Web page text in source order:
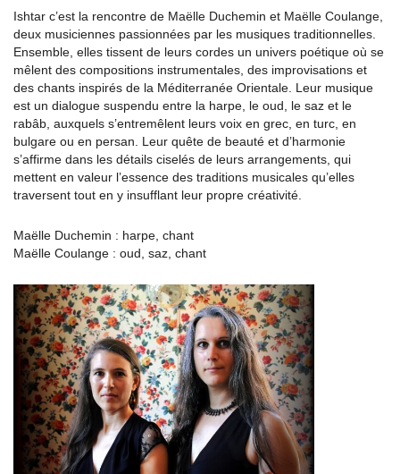
Ishtar c’est la rencontre de Maëlle Duchemin et Maëlle Coulange,
deux musiciennes passionnées par les musiques traditionnelles.
Ensemble, elles tissent de leurs cordes un univers poétique où se
mêlent des compositions instrumentales, des improvisations et
des chants inspirés de la Méditerranée Orientale. Leur musique
est un dialogue suspendu entre la harpe, le oud, le saz et le
rabâb, auxquels s’entremêlent leurs voix en grec, en turc, en
bulgare ou en persan. Leur quête de beauté et d’harmonie
s’affirme dans les détails ciselés de leurs arrangements, qui
mettent en valeur l’essence des traditions musicales qu’elles
traversent tout en y insufflant leur propre créativité.
Maëlle Duchemin : harpe, chant
Maëlle Coulange : oud, saz, chant